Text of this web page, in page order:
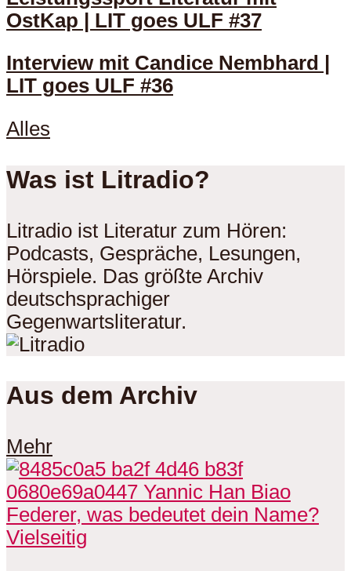
OstKap | LIT goes ULF #37
Interview mit Candice Nembhard |
LIT goes ULF #36
Alles
Was ist Litradio?
Litradio ist Literatur zum Hören:
Podcasts, Gespräche, Lesungen,
Hörspiele. Das größte Archiv
deutschsprachiger
Gegenwartsliteratur.
Aus dem Archiv
Mehr
Vielseitig